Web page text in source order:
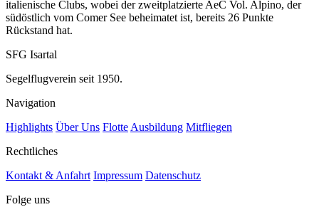
italienische Clubs, wobei der zweitplatzierte AeC Vol. Alpino, der
südöstlich vom Comer See beheimatet ist, bereits 26 Punkte
Rückstand hat.
SFG Isartal
Segelflugverein seit 1950.
Navigation
Highlights Über Uns Flotte Ausbildung Mitfliegen
Rechtliches
Kontakt & Anfahrt Impressum Datenschutz
Folge uns